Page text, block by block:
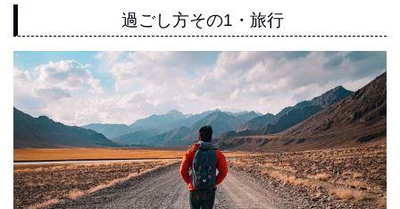
過ごし方その1・旅行